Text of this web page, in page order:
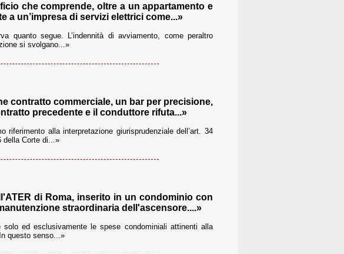
che comprende, oltre a un appartamento e
a un’impresa di servizi elettrici come...»
quanto segue. L’indennità di avviamento, come peraltro
si svolgano...»
contratto commerciale, un bar per precisione,
precedente e il conduttore rifuta...»
alla interpretazione giurisprudenziale dell’art. 34
della Corte di...»
di Roma, inserito in un condominio con
straordinaria dell'ascensore....»
solo ed esclusivamente le spese condominiali attinenti alla
questo senso...»